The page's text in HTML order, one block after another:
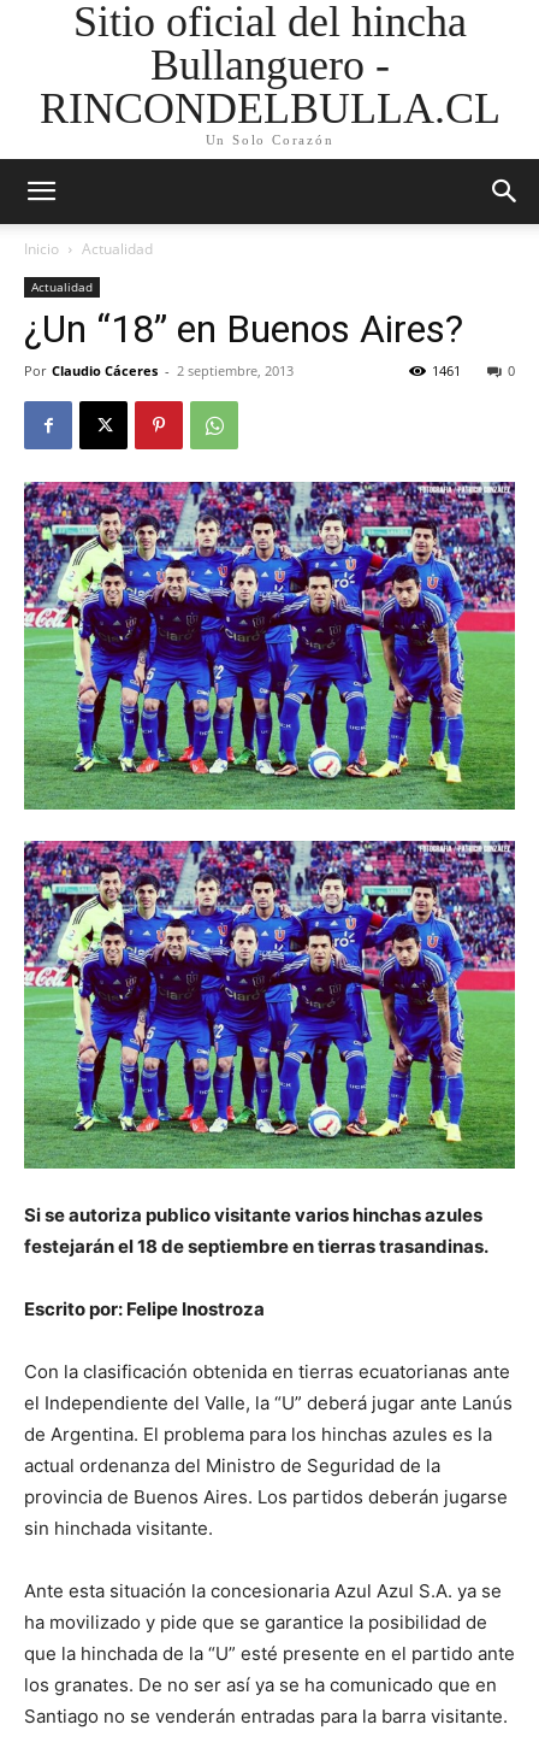
Sitio oficial del hincha
Bullanguero -
RINCONDELBULLA.CL
Un Solo Corazón
Inicio Actualidad
Actualidad
¿Un “18” en Buenos Aires?
Por Claudio Cáceres - 2 septiembre, 2013 0
1461
Si se autoriza publico visitante varios hinchas azules
festejarán el 18 de septiembre en tierras trasandinas.
Escrito por: Felipe Inostroza
Con la clasificación obtenida en tierras ecuatorianas ante
el Independiente del Valle, la “U” deberá jugar ante Lanús
de Argentina. El problema para los hinchas azules es la
actual ordenanza del Ministro de Seguridad de la
provincia de Buenos Aires. Los partidos deberán jugarse
sin hinchada visitante.
Ante esta situación la concesionaria Azul Azul S.A. ya se
ha movilizado y pide que se garantice la posibilidad de
que la hinchada de la “U” esté presente en el partido ante
los granates. De no ser así ya se ha comunicado que en
Santiago no se venderán entradas para la barra visitante.